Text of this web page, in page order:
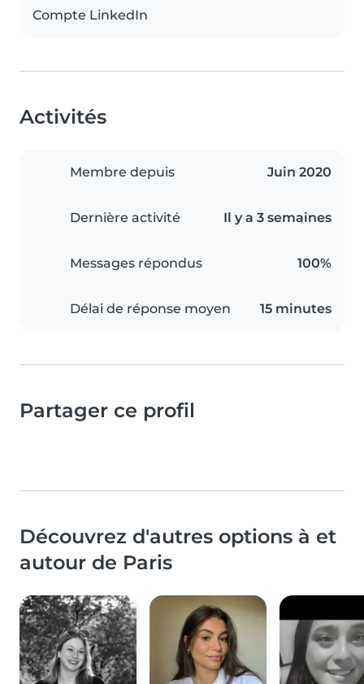
Compte LinkedIn
Activités
Membre depuis Juin 2020
Dernière activité Il y a 3 semaines
Messages répondus 100%
Délai de réponse moyen 15 minutes
Partager ce profil
Découvrez d'autres options à et
autour de Paris